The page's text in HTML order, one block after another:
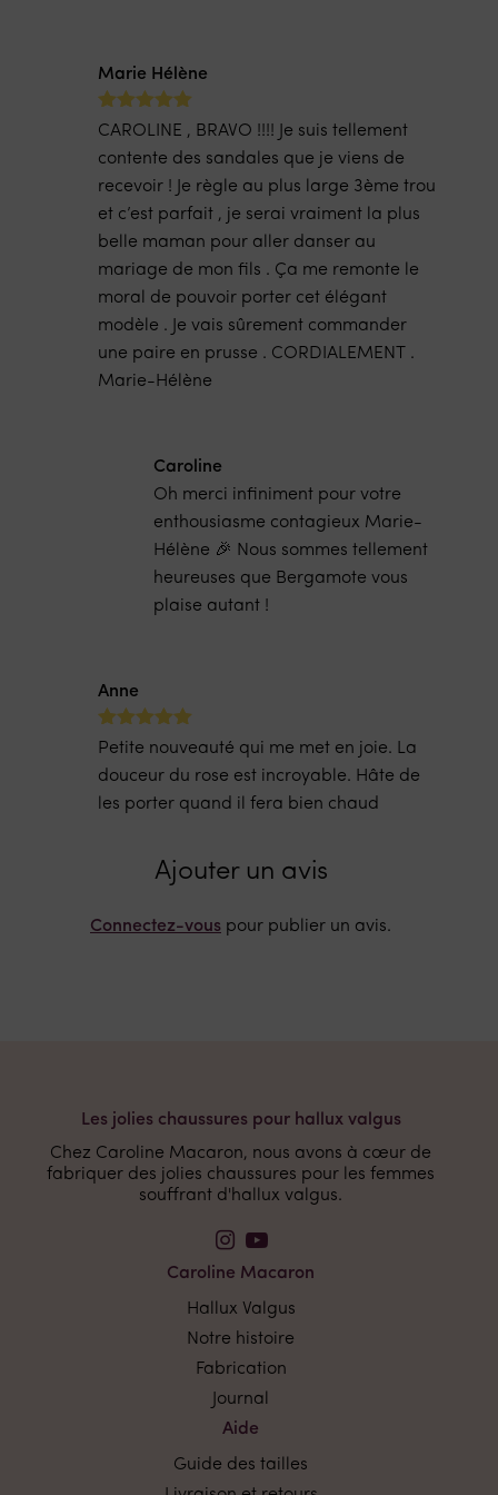
Note5 sur
Marie Hélène
CAROLINE , BRAVO !!!! Je suis tellement
contente des sandales que je viens de
recevoir ! Je règle au plus large 3ème trou
et c’est parfait , je serai vraiment la plus
belle maman pour aller danser au
mariage de mon fils . Ça me remonte le
moral de pouvoir porter cet élégant
modèle . Je vais sûrement commander
une paire en prusse . CORDIALEMENT .
Marie-Hélène
Caroline
Oh merci infiniment pour votre
enthousiasme contagieux Marie-
Hélène 🎉​ Nous sommes tellement
heureuses que Bergamote vous
plaise autant !
Note5sur
Anne
Petite nouveauté qui me met en joie. La
douceur du rose est incroyable. Hâte de
les porter quand il fera bien chaud
Ajouter un avis
Connectez-vous pour publier un avis.
Les jolies chaussures pour hallux valgus
Chez Caroline Macaron, nous avons à cœur de
fabriquer des jolies chaussures pour les femmes
souffrant d'hallux valgus.
Caroline Macaron
Hallux Valgus
Notre histoire
Fabrication
Journal
Aide
Guide des tailles